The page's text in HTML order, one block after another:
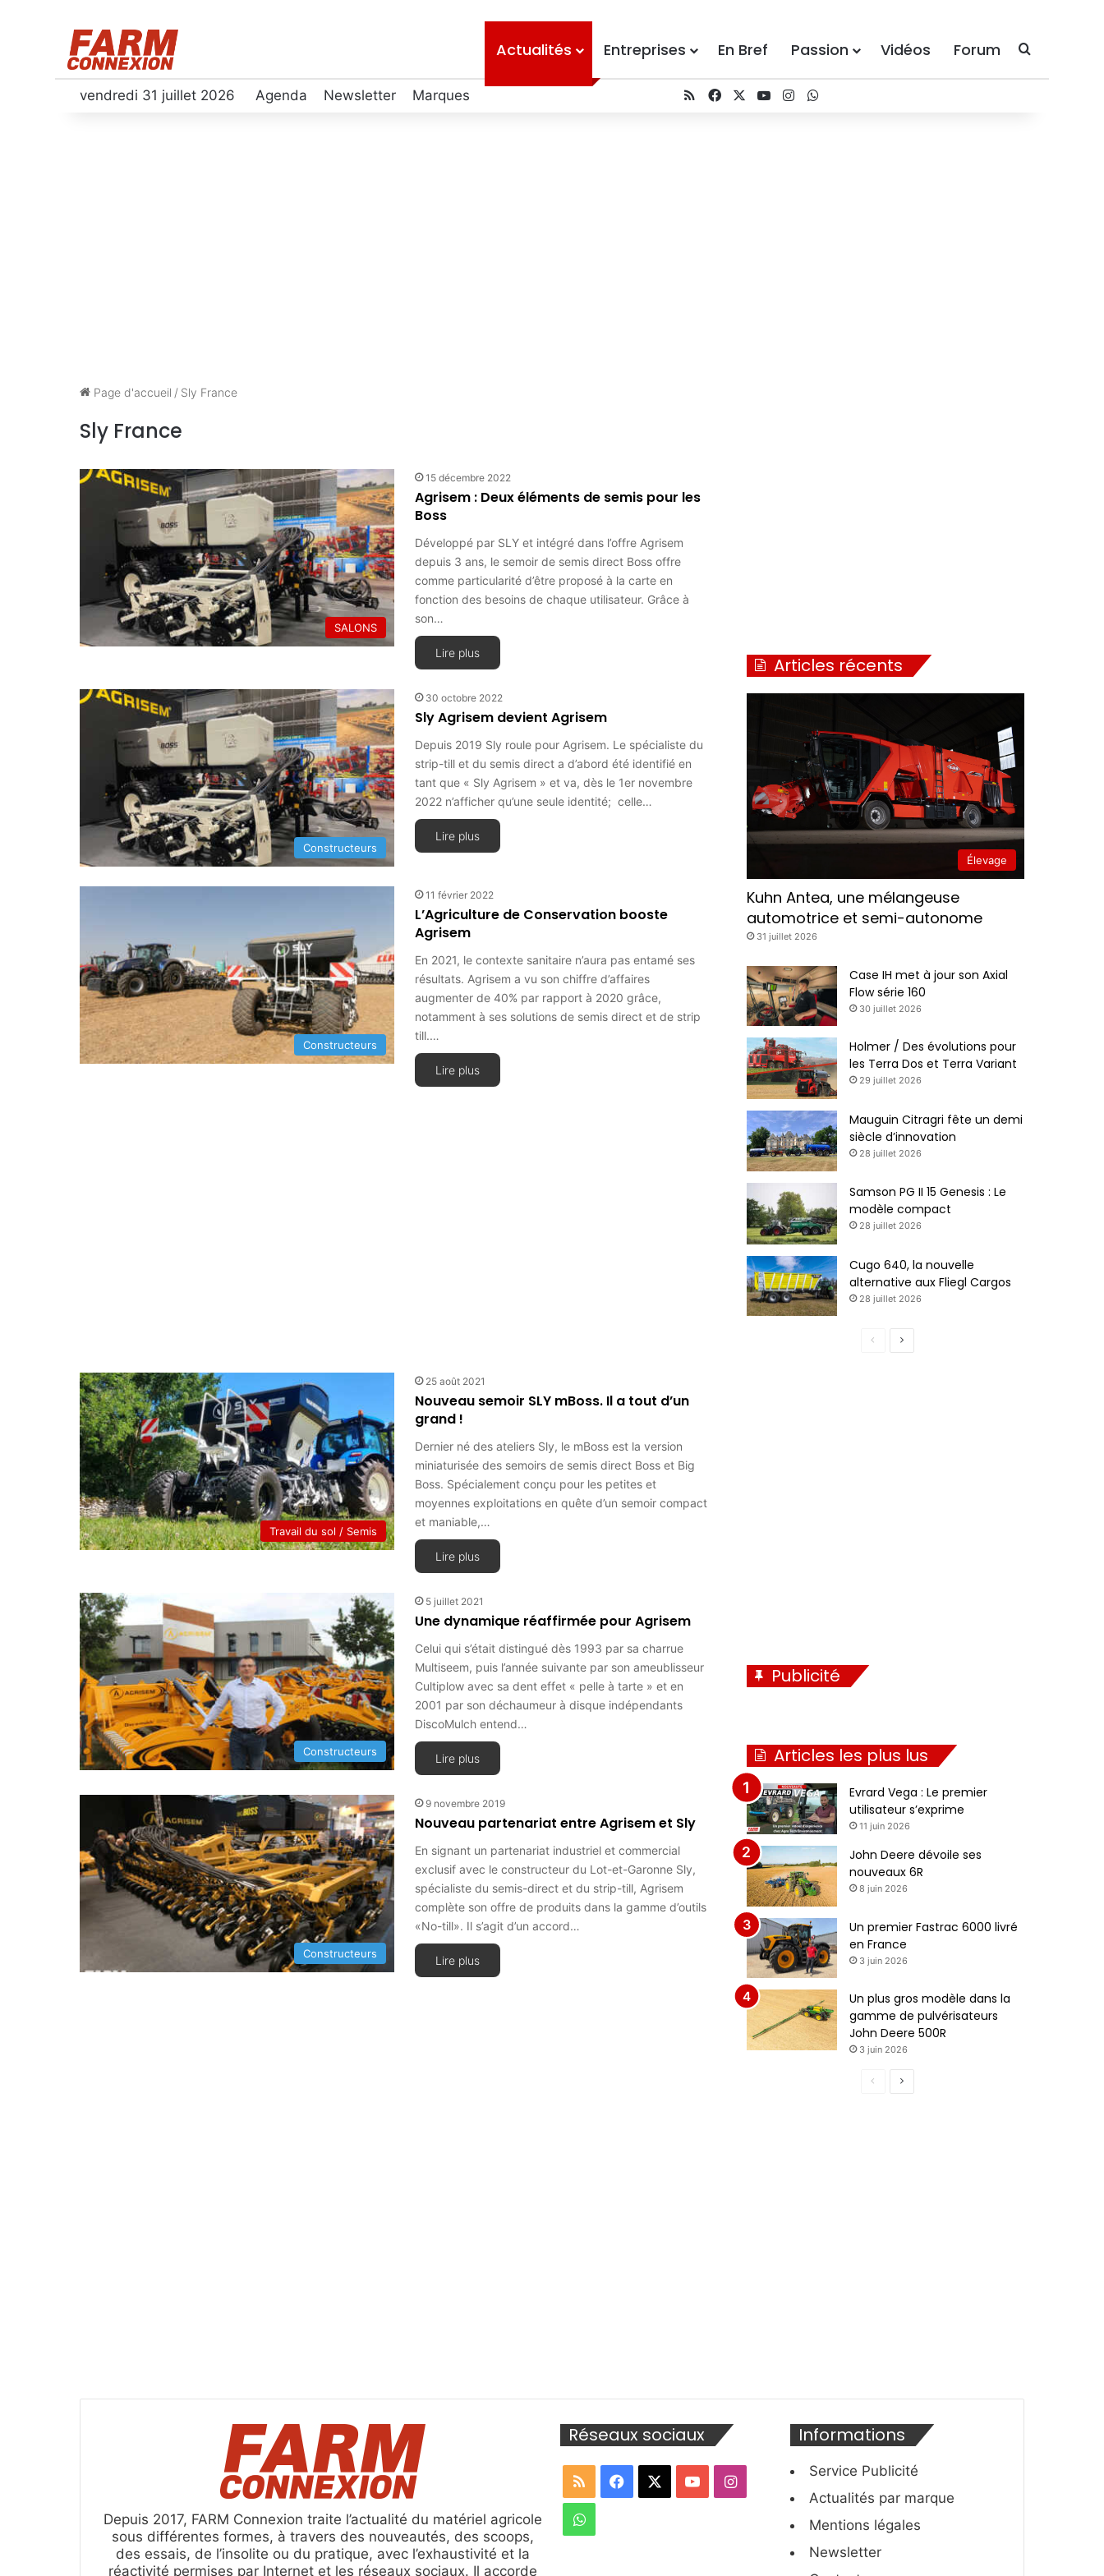
Actualités Entreprises En Bref Passion Vidéos Forum Recherche
vendredi 31 juillet 2026 Agenda Newsletter Marques RSSFacebookYouTubeInstagram
Page d'accueil / Sly France
Sly France
SALONS
15 décembre 2022
Agrisem : Deux éléments de semis pour les
Boss
Développé par SLY et intégré dans l’offre Agrisem
depuis 3 ans, le semoir de semis direct Boss offre
comme particularité d’être proposé à la carte en
fonction des besoins de chaque utilisateur. Grâce à
son…
Lire plus
Constructeurs
30 octobre 2022
Sly Agrisem devient Agrisem
Depuis 2019 Sly roule pour Agrisem. Le spécialiste du
strip-till et du semis direct a d’abord été identifié en
tant que « Sly Agrisem » et va, dès le 1er novembre
2022 n’afficher qu’une seule identité; celle…
Lire plus
Constructeurs
11 février 2022
L’Agriculture de Conservation booste
Agrisem
En 2021, le contexte sanitaire n’aura pas entamé ses
résultats. Agrisem a vu son chiffre d’affaires
augmenter de 40% par rapport à 2020 grâce,
notamment à ses solutions de semis direct et de strip
till.…
Lire plus
Travail du sol / Semis
25 août 2021
Nouveau semoir SLY mBoss. Il a tout d’un
grand !
Dernier né des ateliers Sly, le mBoss est la version
miniaturisée des semoirs de semis direct Boss et Big
Boss. Spécialement conçu pour les petites et
moyennes exploitations en quête d’un semoir compact
et maniable,…
Lire plus
Constructeurs
5 juillet 2021
Une dynamique réaffirmée pour Agrisem
Celui qui s’était distingué dès 1993 par sa charrue
Multiseem, puis l’année suivante par son ameublisseur
Cultiplow avec sa dent effet « pelle à tarte » et en
2001 par son déchaumeur à disque indépendants
DiscoMulch entend…
Lire plus
Constructeurs
9 novembre 2019
Nouveau partenariat entre Agrisem et Sly
En signant un partenariat industriel et commercial
exclusif avec le constructeur du Lot-et-Garonne Sly,
spécialiste du semis-direct et du strip-till, Agrisem
complète son offre de produits dans la gamme d’outils
«No-till». Il s’agit d’un accord…
Lire plus
Articles récents
Élevage
Kuhn Antea, une mélangeuse
automotrice et semi-autonome
31 juillet 2026
Case IH met à jour son Axial
Flow série 160
30 juillet 2026
Holmer / Des évolutions pour
les Terra Dos et Terra Variant
29 juillet 2026
Mauguin Citragri fête un demi
siècle d’innovation
28 juillet 2026
Samson PG II 15 Genesis : Le
modèle compact
28 juillet 2026
Cugo 640, la nouvelle
alternative aux Fliegl Cargos
28 juillet 2026
P
Publicité
Articles les plus lus
Evrard Vega : Le premier
utilisateur s’exprime
11 juin 2026
John Deere dévoile ses
nouveaux 6R
8 juin 2026
Un premier Fastrac 6000 livré
en France
3 juin 2026
Un plus gros modèle dans la
gamme de pulvérisateurs
John Deere 500R
3 juin 2026
P
Depuis 2017, FARM Connexion traite l’actualité du matériel agricole
sous différentes formes, à travers des nouveautés, des scoops,
des essais, de l’insolite ou du pratique, avec l’exhaustivité et la
réactivité permises par Internet et les réseaux sociaux. Il accorde
Réseaux sociaux
RSS Facebook YouTubeInstagram
WhatsApp
Informations
Service Publicité
Actualités par marque
Mentions légales
Newsletter